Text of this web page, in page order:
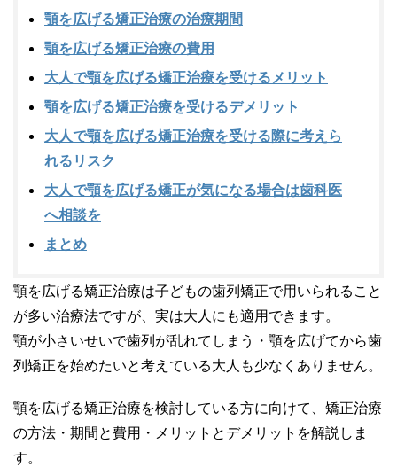
顎を広げる矯正治療の治療期間
顎を広げる矯正治療の費用
大人で顎を広げる矯正治療を受けるメリット
顎を広げる矯正治療を受けるデメリット
大人で顎を広げる矯正治療を受ける際に考えら
れるリスク
大人で顎を広げる矯正が気になる場合は歯科医
へ相談を
まとめ
顎を広げる矯正治療は子どもの歯列矯正で用いられること
が多い治療法ですが、実は大人にも適用できます。
顎が小さいせいで歯列が乱れてしまう・顎を広げてから歯
列矯正を始めたいと考えている大人も少なくありません。
顎を広げる矯正治療を検討している方に向けて、矯正治療
の方法・期間と費用・メリットとデメリットを解説しま
す。